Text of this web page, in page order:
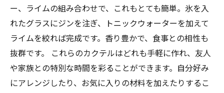
ー、ライムの組み合わせで、これもとても簡単。氷を入
れたグラスにジンを注ぎ、トニックウォーターを加えて
ライムを絞れば完成です。香り豊かで、食事との相性も
抜群です。 これらのカクテルはどれも手軽に作れ、友人
や家族との特別な時間を彩ることができます。自分好み
にアレンジしたり、お気に入りの材料を加えたりするこ